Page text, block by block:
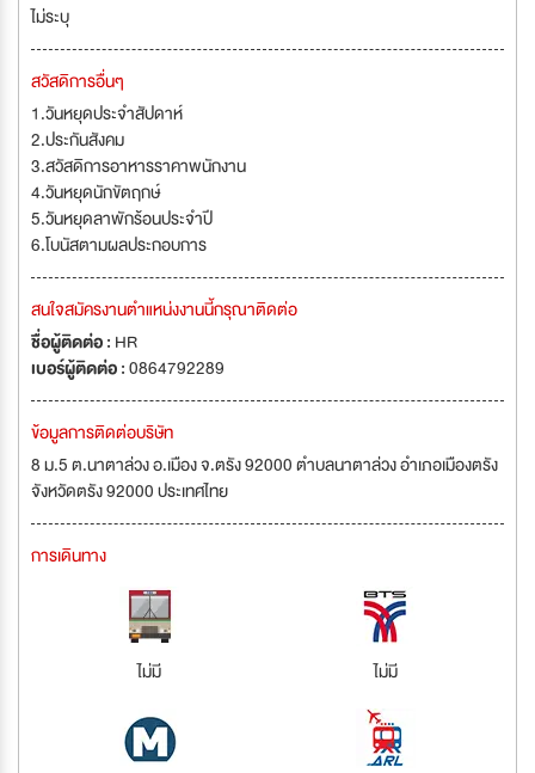
ไม่ระบุ
สวัสดิการอื่นๆ
1.วันหยุดประจำสัปดาห์
2.ประกันสังคม
3.สวัสดิการอาหารราคาพนักงาน
4.วันหยุดนักขัตฤกษ์
5.วันหยุดลาพักร้อนประจำปี
6.โบนัสตามผลประกอบการ
สนใจสมัครงานตำแหน่งงานนี้กรุณาติดต่อ
ชื่อผู้ติดต่อ : HR
เบอร์ผู้ติดต่อ :0864792289
ข้อมูลการติดต่อบริษัท
8 ม.5 ต.นาตาล่วง อ.เมือง จ.ตรัง 92000 ตำบลนาตาล่วง อำเภอเมืองตรัง
จังหวัดตรัง 92000 ประเทศไทย
การเดินทาง
ไม่มี ไม่มี